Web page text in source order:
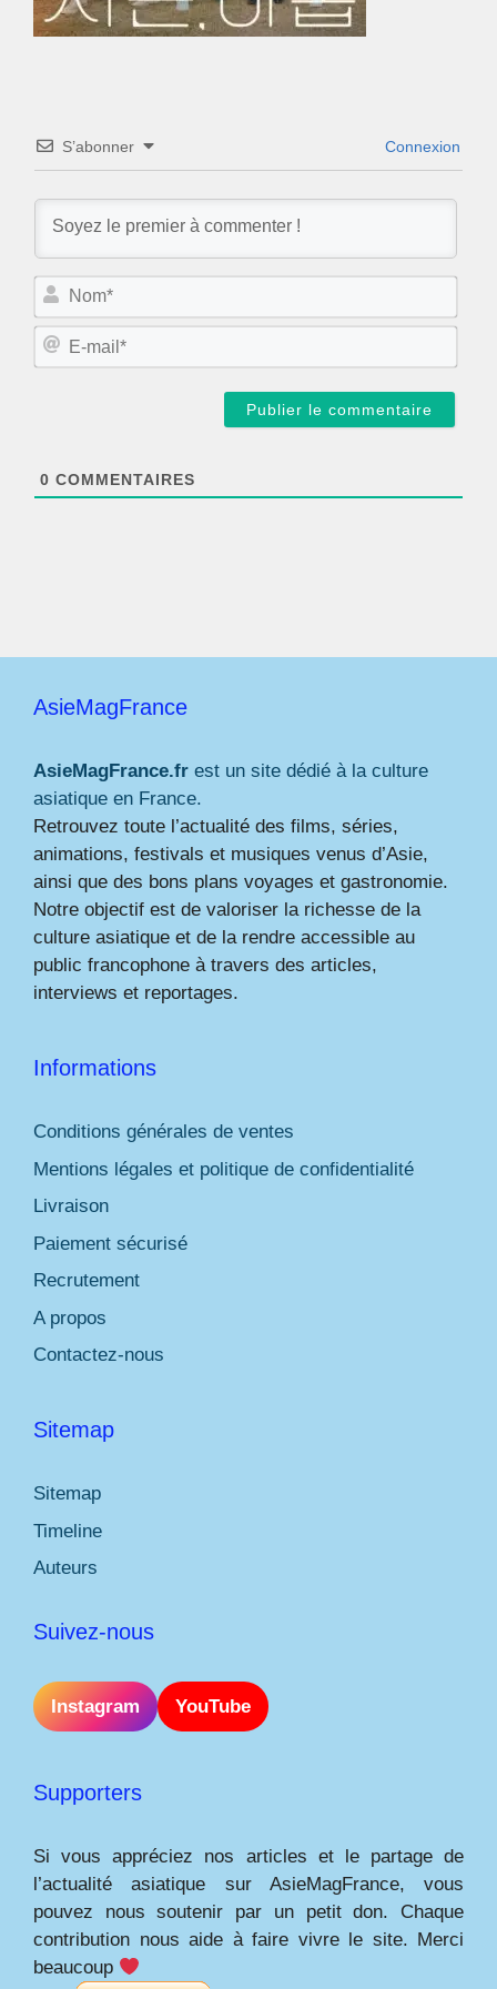
S’abonner Connexion
N
m
E
0 COMMENTAIRES
AsieMagFrance
AsieMagFrance.fr est un site dédié à la culture
asiatique en France.
Retrouvez toute l’actualité des films, séries,
animations, festivals et musiques venus d’Asie,
ainsi que des bons plans voyages et gastronomie.
Notre objectif est de valoriser la richesse de la
culture asiatique et de la rendre accessible au
public francophone à travers des articles,
interviews et reportages.
Informations
Conditions générales de ventes
Mentions légales et politique de confidentialité
Livraison
Paiement sécurisé
Recrutement
A propos
Contactez-nous
Sitemap
Sitemap
Timeline
Auteurs
Suivez-nous
Instagram YouTube
Supporters
Si vous appréciez nos articles et le partage de
l’actualité asiatique sur AsieMagFrance, vous
pouvez nous soutenir par un petit don. Chaque
contribution nous aide à faire vivre le site. Merci
beaucoup